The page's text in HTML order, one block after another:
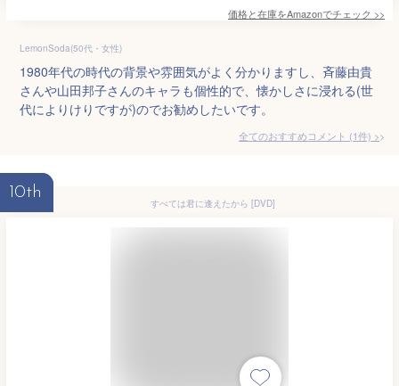
価格と在庫をAmazonでチェック >>
LemonSoda(50代・女性)
1980年代の時代の背景や雰囲気がよく分かりますし、斉藤由貴
さんや山田邦子さんのキャラも個性的で、懐かしさに浸れる(世
代によりけりですが)のでお勧めしたいです。
全てのおすすめコメント (1件) >
10th
すべては君に逢えたから [DVD]